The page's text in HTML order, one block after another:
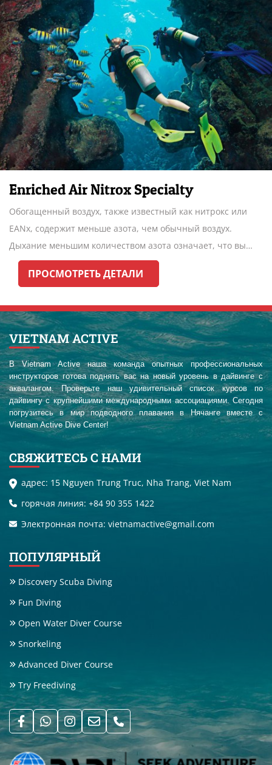
Enriched Air Nitrox Specialty
Обогащенный воздух, также известный как нитрокс или
EANx, содержит меньше азота, чем обычный воздух.
Дыхание меньшим количеством азота означает, что вы
можете наслаждаться более длительными погружениями и
более короткими поверхностными интервалами.
самым популярным специализированным курсом.
ПРОСМОТРЕТЬ ДЕТАЛИ
VIETNAM ACTIVE
В Vietnam Active наша команда опытных профессиональных
инструкторов готова поднять вас на новый уровень в дайвинге с
аквалангом. Проверьте наш удивительный список курсов по
дайвингу с крупнейшими международными ассоциациями. Сегодня
погрузитесь в мир подводного плавания в Нячанге вместе с
Vietnam Active Dive Center!
СВЯЖИТЕСЬ С НАМИ
адрес: 15 Nguyen Trung Truc, Nha Trang, Viet Nam
горячая линия: +84 90 355 1422
Электронная почта: vietnamactive@gmail.com
ПОПУЛЯРНЫЙ
Discovery Scuba Diving
Fun Diving
Open Water Diver Course
Snorkeling
Advanced Diver Course
Try Freediving